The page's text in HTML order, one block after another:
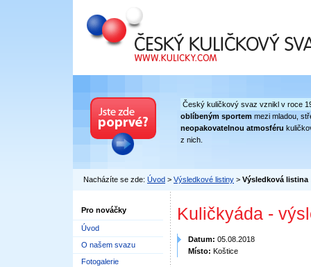
Český kuličkový svaz
Český kuličkový svaz vznikl v roce
oblíbeným sportem mezi mladou,
neopakovatelnou atmosféru
z nich.
Nacházíte se zde: Úvod > Výsledkové listiny > Výsledková listina
Pro nováčky
Úvod
O našem svazu
Fotogalerie
Kuličkyáda -
Datum: 05.08.2018
Místo: Koštice